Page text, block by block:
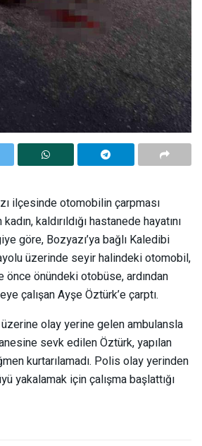
ilçesinde otomobilin çarpması
kaldırıldığı hastanede hayatını
göre, Bozyazı’ya bağlı Kaledibi
üzerinde seyir halindeki otomobil,
önce önündeki otobüse, ardından
çalışan Ayşe Öztürk’e çarptı.
olay yerine gelen ambulansla
sevk edilen Öztürk, yapılan
kurtarılamadı. Polis olay yerinden
yakalamak için çalışma başlattığı